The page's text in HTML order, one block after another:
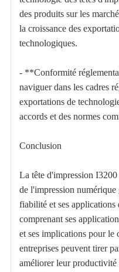
des produits sur les
la croissance des
technologiques.
- **Conformité
naviguer dans les cadres
exportations de
accords et des normes
Conclusion
La tête d'impression
de l'impression numérique
fiabilité et ses applications
comprenant ses
et ses implications pour le
entreprises peuvent tirer
améliorer leur